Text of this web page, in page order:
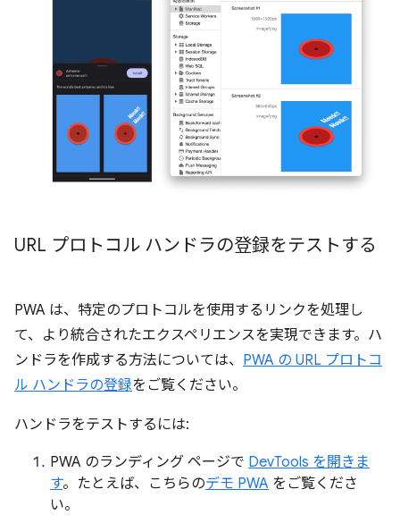
URL プロトコル ハンドラの登録をテストする
PWA は、特定のプロトコルを使用するリンクを処理し
て、より統合されたエクスペリエンスを実現できます。ハ
ンドラを作成する方法については、 PWA の URL プロトコ
ル ハンドラの登録をご覧ください。
ハンドラをテストするには:
PWA のランディング ページで DevTools を開きま
す。たとえば、こちらのデモ PWA をご覧くださ
い。